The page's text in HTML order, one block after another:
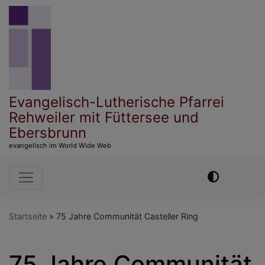
Direkt
Evangelisch-Lutherische Pfarrei
Rehweiler mit Füttersee und
Ebersbrunn
evangelisch im World Wide Web
Hauptnavigation
Startseite 75 Jahre Communität Casteller Ring